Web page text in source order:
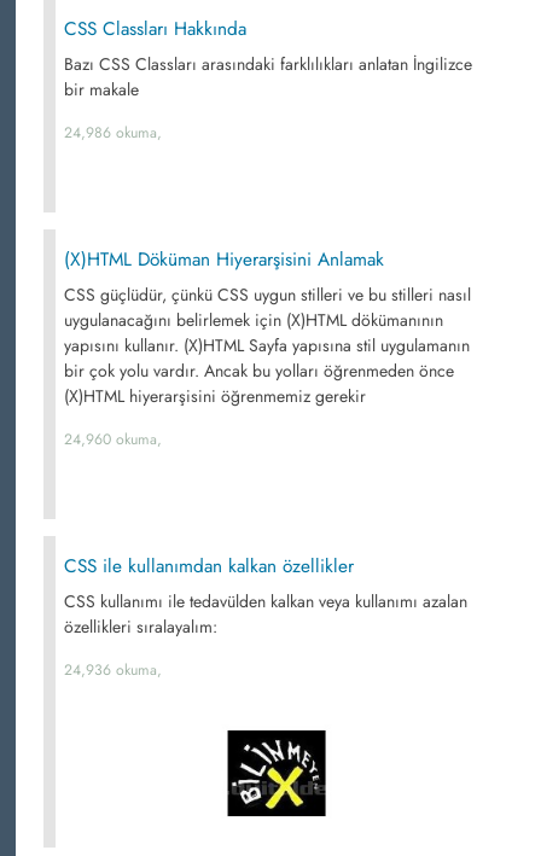
CSS Classları Hakkında
Bazı CSS Classları arasındaki farklılıkları anlatan İngilizce
bir makale
24,986 okuma,
(X)HTML Döküman Hiyerarşisini Anlamak
CSS güçlüdür, çünkü CSS uygun stilleri ve bu stilleri nasıl
uygulanacağını belirlemek için (X)HTML dökümanının
yapısını kullanır. (X)HTML Sayfa yapısına stil uygulamanın
bir çok yolu vardır. Ancak bu yolları öğrenmeden önce
(X)HTML hiyerarşisini öğrenmemiz gerekir
24,960 okuma,
CSS ile kullanımdan kalkan özellikler
CSS kullanımı ile tedavülden kalkan veya kullanımı azalan
özellikleri sıralayalım:
24,936 okuma,